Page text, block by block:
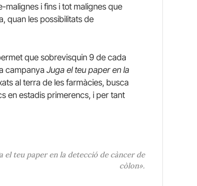
malignes i fins i tot malignes que
quan les possibilitats de
que sobrevisquin 9 de cada
campanya Juga el teu paper en la
al terra de les farmàcies, busca
en estadis primerencs, i per tant
teu paper en la detecció de càncer de
còlon».